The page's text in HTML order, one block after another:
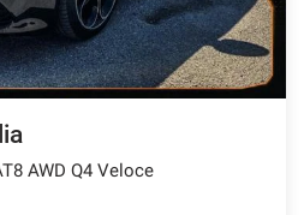
AWD Q4 Veloce